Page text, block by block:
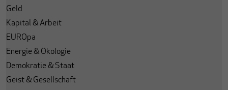
Geld
Kapital & Arbeit
EUROpa
Energie & Ökologie
Demokratie & Staat
Geist & Gesellschaft